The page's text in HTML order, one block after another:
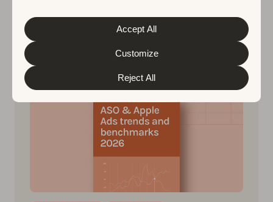
about the protection of your personal data and the
different cookies we use, please read our
&
. You can customize your cookie settings
and preferences by clicking the “Customize” button.
Reject All
Customize
Accept All
더 많은 글:AppTweak 소식